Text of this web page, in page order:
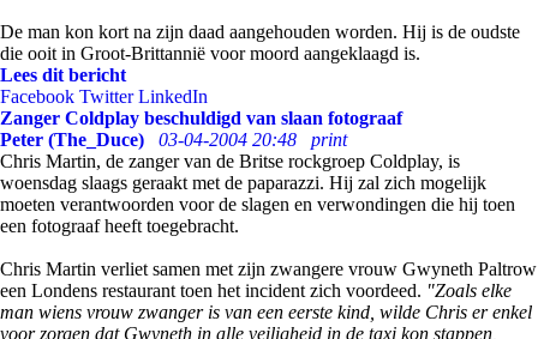
De man kon kort na zijn daad aangehouden worden. Hij is de oudste
die ooit in Groot-Brittannië voor moord aangeklaagd is.
Lees dit bericht
Facebook Twitter LinkedIn
Zanger Coldplay beschuldigd van slaan fotograaf
Peter (The_Duce)
03-04-2004 20:48
print
Chris Martin, de zanger van de Britse rockgroep Coldplay, is
woensdag slaags geraakt met de paparazzi. Hij zal zich mogelijk
moeten verantwoorden voor de slagen en verwondingen die hij toen
een fotograaf heeft toegebracht.
Chris Martin verliet samen met zijn zwangere vrouw Gwyneth Paltrow
een Londens restaurant toen het incident zich voordeed. "Zoals elke
man wiens vrouw zwanger is van een eerste kind, wilde Chris er enkel
voor zorgen dat Gwyneth in alle veiligheid in de taxi kon stappen,